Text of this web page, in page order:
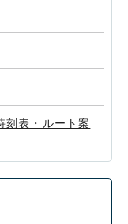
刻表・ルート案